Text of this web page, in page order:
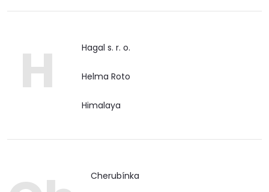
H Hagal s. r. o.
Helma Roto
Himalaya
Cherubínka